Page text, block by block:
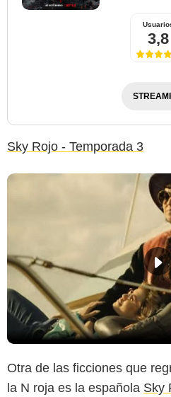
3,8
Sky Rojo - Temporada 3
Otra de las ficciones que
la N roja es la española Sky